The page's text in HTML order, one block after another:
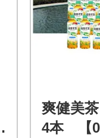
爽健美
4本 【